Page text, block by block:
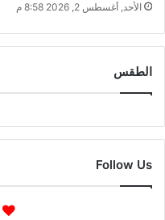
الأحد, أغسطس 2, 2026 8:58 م
الطقس
Follow Us